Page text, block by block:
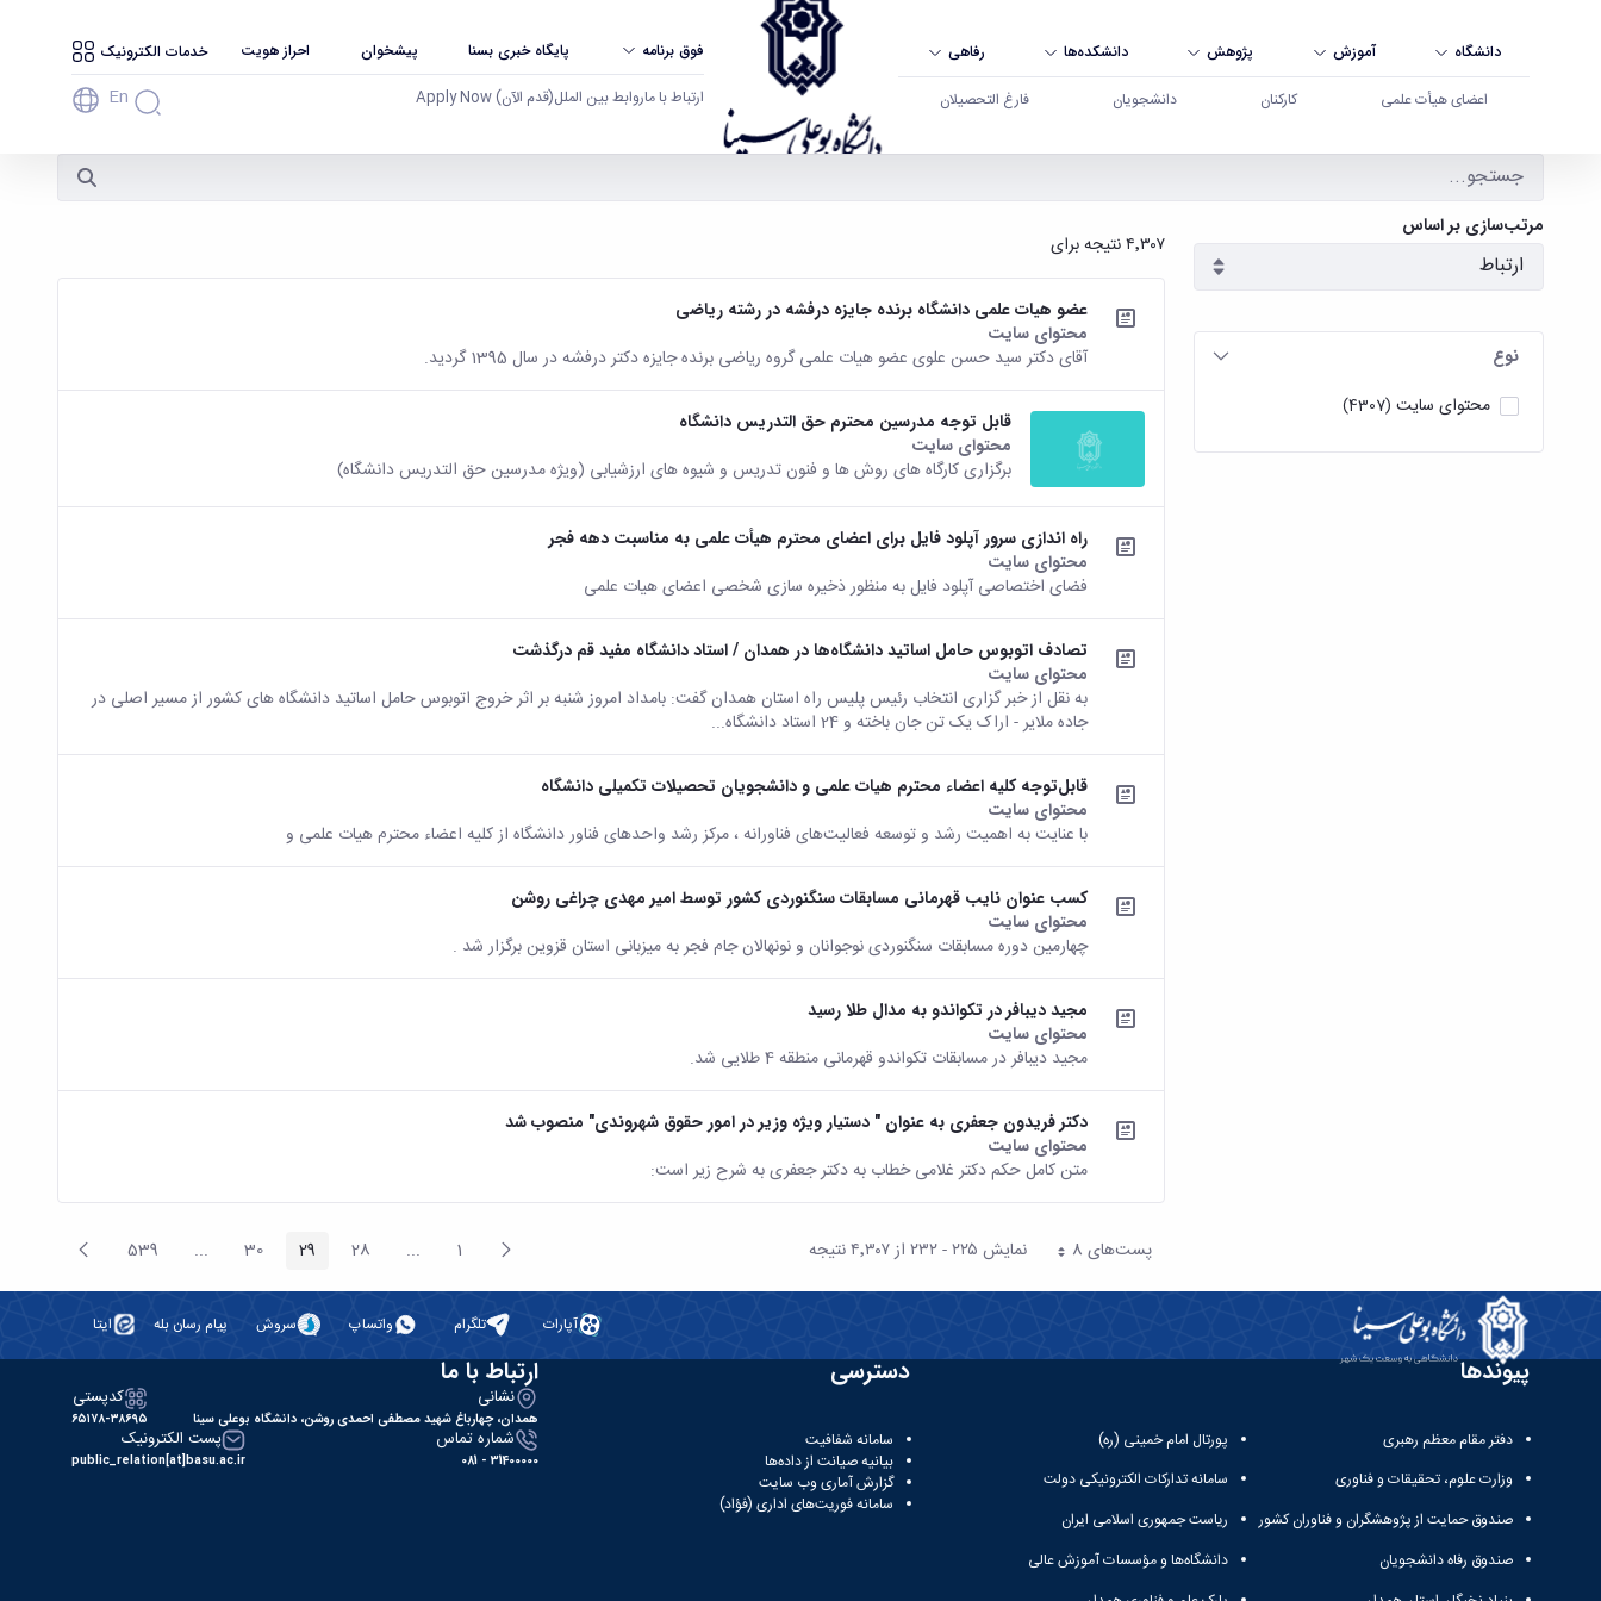
دانشگاه آموزش پژوهش دانشکده‌ها رفاهی
اعضای هیأت علمی کارکنان دانشجویان فارغ التحصیلان
فوق برنامه پایگاه خبری بسنا پیشخوان احراز هویت خدمات الکترونیک
ارتباط با ماروابط بین الملل(قدم الآن) Apply Now En
جستجو - دانشگاه بوعلی سینا همدان
مرتب‌سازی بر اساس
نوع
محتوای سایت (4307)
۴٬۳۰۷ نتیجه برای
عضو هیات علمی دانشگاه برنده جایزه درفشه در رشته ریاضی
محتوای سایت
آقای دکتر سید حسن علوی عضو هیات علمی گروه ریاضی برنده جایزه دکتر درفشه در سال 1395 گردید.
قابل توجه مدرسین محترم حق التدریس دانشگاه
محتوای سایت
برگزاری کارگاه های روش ها و فنون تدریس و شیوه های ارزشیابی (ویژه مدرسین حق التدریس دانشگاه)
راه اندازی سرور آپلود فایل برای اعضای محترم هیأت علمی به مناسبت دهه فجر
محتوای سایت
فضای اختصاصی آپلود فایل به منظور ذخیره سازی شخصی اعضای هیات علمی
تصادف اتوبوس حامل اساتید دانشگاه‌ها در همدان / استاد دانشگاه مفید قم درگذشت
محتوای سایت
به نقل از خبر گزاری انتخاب رئیس پلیس راه استان همدان گفت: بامداد امروز شنبه بر اثر خروج اتوبوس حامل اساتید دانشگاه های کشور از مسیر اصلی در
جاده ملایر - اراک یک تن جان باخته و 24 استاد دانشگاه...
قابل‌توجه کلیه اعضاء محترم هیات علمی و دانشجویان تحصیلات تکمیلی دانشگاه
محتوای سایت
با عنایت به اهمیت رشد و توسعه فعالیت‌های فناورانه ، مرکز رشد واحدهای فناور دانشگاه از کلیه اعضاء محترم هیات علمی و
کسب عنوان نایب قهرمانی مسابقات سنگنوردی کشور توسط امیر مهدی چراغی روشن
محتوای سایت
چهارمین دوره مسابقات سنگنوردی نوجوانان و نونهالان جام فجر به میزبانی استان قزوین برگزار شد .
مجید دیبافر در تکواندو به مدال طلا رسید
محتوای سایت
مجید دیبافر در مسابقات تکواندو قهرمانی منطقه 4 طلایی شد.
دکتر فریدون جعفری به عنوان " دستیار ویژه وزیر در امور حقوق شهروندی" منصوب شد
محتوای سایت
متن کامل حکم دکتر غلامی خطاب به دکتر جعفری به شرح زیر است:
پست‌‌های 8هر صفحه نمایش ۲۲۵ - ۲۳۲ از ۴٬۳۰۷ نتیجه پیغام
قبلی صفحه1
...
Intermediate Pages
صفحه28 صفحه29 صفحه30
...
Intermediate Pages
صفحه
539 صفحه
بعد
آپارات تلگرام واتساپ سروش پیام رسان بله ایتا
پیوندها
دفتر مقام معظم رهبری
وزارت علوم، تحقیقات و فناوری
صندوق حمایت از پژوهشگران و فناوران کشور
صندوق رفاه دانشجویان
پورتال امام خمینی (ره)
سامانه تدارکات الکترونیکی دولت
ریاست جمهوری اسلامی ایران
دانشگاه‌ها و مؤسسات آموزش عالی
دسترسی
سامانه شفافیت
بیانیه صیانت از داده‌ها
گزارش آماری وب‌ سایت
سامانه فوریت‌های اداری (فؤاد)
ارتباط با ما
نشانی
همدان، چهارباغ شهید مصطفی احمدی روشن، دانشگاه بوعلی سینا
کدپستی
۶۵۱۷۸-۳۸۶۹۵
شماره تماس
31400000 - 081
پست الکترونیک
public_relation[at]basu.ac.ir